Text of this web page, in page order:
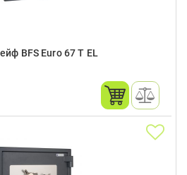
BFS Euro 67 T EL